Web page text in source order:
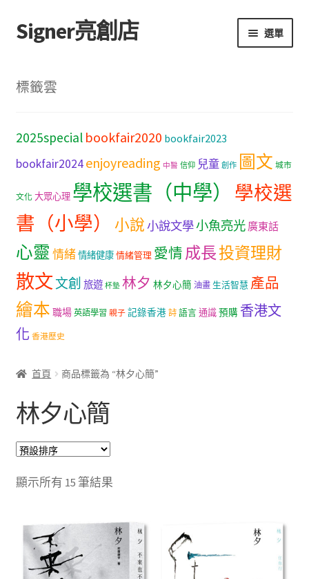
跳
至
覽
列
跳
至
要
內
Signer亮創店 選單
學校選書（小學）
「此時此地 看見亮光」2025特展
網上書店
無紙書
文創
標籤雲
2025special bookfair2020 bookfair2023
bookfair2024enjoyreading 中醫 信仰 兒童 創作 圖文 城市
文化 大眾心理 學校選書（中學）
學校選
書（小學）
小說小說文學小魚亮光 廣東話
心靈 情緒情緒健康情緒管理 愛情 成長投資理財
散文 文創 旅遊 杯墊 林夕 林夕心簡 油畫 生活智慧 產品
繪本 職場 英語學習 親子 記錄香港 詩 語言通識預購 香港文
化 香港歷史
首頁 商品標籤為 “林夕心簡”
林夕心簡
顯示所有 15 筆結果